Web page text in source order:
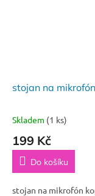
stojan na
Skladem (1 ks)
199 Kč
Do košíku
stojan na mikrofón